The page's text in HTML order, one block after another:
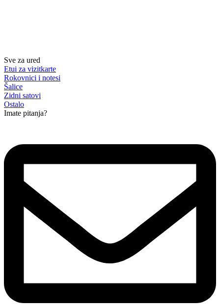
Sve za ured
Etui za vizitkarte
Rokovnici i notesi
Šalice
Zidni satovi
Ostalo
Imate pitanja?